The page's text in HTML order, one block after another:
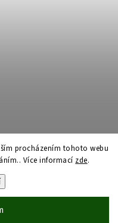
procházením tohoto webu
Více informací zde.
práva vyhrazena.